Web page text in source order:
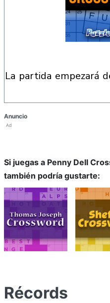
la partida empezará
Anuncio
Ad
Si juegas a Penny Dell
también podría gustarte:
Récords